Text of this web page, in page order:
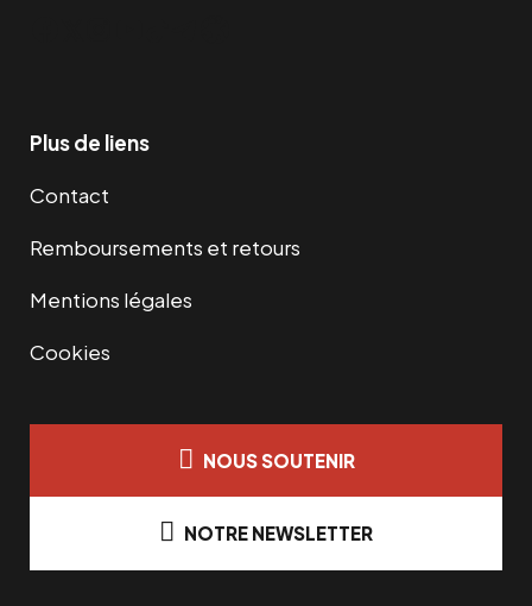
Plus de liens
Contact
Remboursements et retours
Mentions légales
Cookies
NOUS SOUTENIR
NOTRE NEWSLETTER